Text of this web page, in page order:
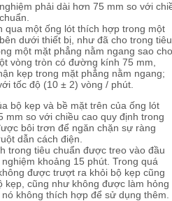
phải dài hơn 75 mm so với
một ống lót thích hợp trong một
dưới thiết bị, như đã cho trong tiêu
một mặt phẳng nằm ngang sao cho
vòng tròn có đường kính 75 mm,
kẹp trong mặt phẳng nằm ngang;
tốc độ (10 ± 2) vòng / phút.
bộ kẹp và bề mặt trên của ống lót
mm so với chiều cao quy định trong
bôi trơn để ngăn chặn sự ràng
dẫn cách điện.
trong tiêu chuẩn được treo vào đầu
khoảng 15 phút. Trong quá
được trượt ra khỏi bộ kẹp cũng
kẹp, cũng như không được làm hỏng
không thích hợp để sử dụng thêm.